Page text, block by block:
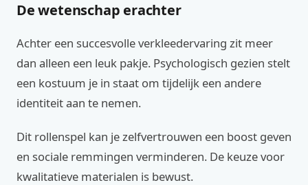
De wetenschap erachter
Achter een succesvolle verkleedervaring zit meer
dan alleen een leuk pakje. Psychologisch gezien stelt
een kostuum je in staat om tijdelijk een andere
identiteit aan te nemen.
Dit rollenspel kan je zelfvertrouwen een boost geven
en sociale remmingen verminderen. De keuze voor
kwalitatieve materialen is bewust.